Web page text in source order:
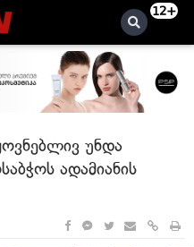
12+
უნდა
ადამიანის